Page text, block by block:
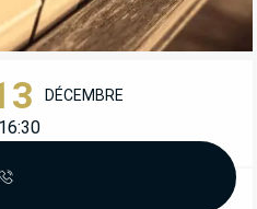
DÉCEMBRE